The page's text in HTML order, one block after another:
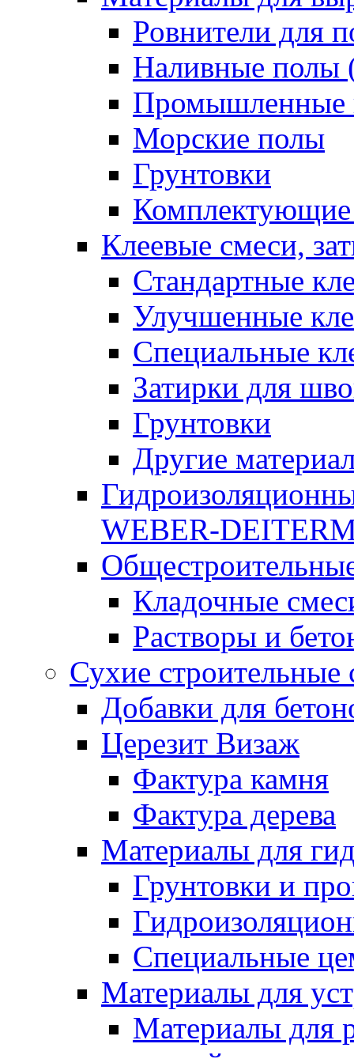
Ровнители для
Наливные полы
Промышленные
Морские полы
Грунтовки
Клеевые смеси,
Стандартные
Улучшенные
Специальные
Затирки для
Грунтовки
Другие
WEBER-
Кладочные
Растворы и
Сухие строительные
Добавки для
Церезит Визаж
Фактура камня
Фактура дерева
Материалы для
Грунтовки и
Специальные
Материалы для
Материалы для